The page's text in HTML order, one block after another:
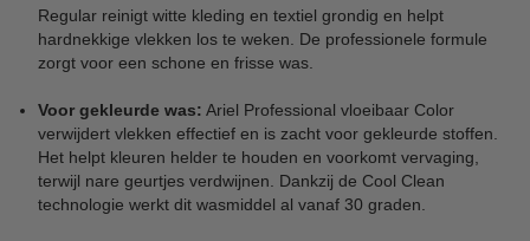
Regular reinigt witte kleding en textiel grondig en helpt
hardnekkige vlekken los te weken. De professionele formule
zorgt voor een schone en frisse was.
Voor gekleurde was: Ariel Professional vloeibaar Color
verwijdert vlekken effectief en is zacht voor gekleurde stoffen.
Het helpt kleuren helder te houden en voorkomt vervaging,
terwijl nare geurtjes verdwijnen. Dankzij de Cool Clean
technologie werkt dit wasmiddel al vanaf 30 graden.